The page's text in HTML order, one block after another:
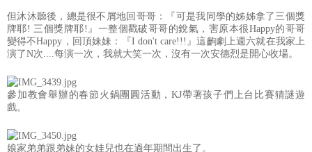
但沐沐聽後，總是很不屑地回哥哥：『可是我同學的姊姊拿了三個獎
牌耶! 三個獎牌耶!』一整個戳破哥哥的銳氣，害原本很Happy的哥哥
變得不Happy，回頂妹妹：『I don't care!!!』這齣劇上週六就在我家上
演了N次....每演一次，我就大笑一次，沒有一次安德烈是開心收場。
參加教會舉辦的春節火鍋團圓活動，KJ帶著孩子們上台比賽猜謎遊
戲。
娘家弟弟跟弟妹的女娃兒也在過年期間出生了。